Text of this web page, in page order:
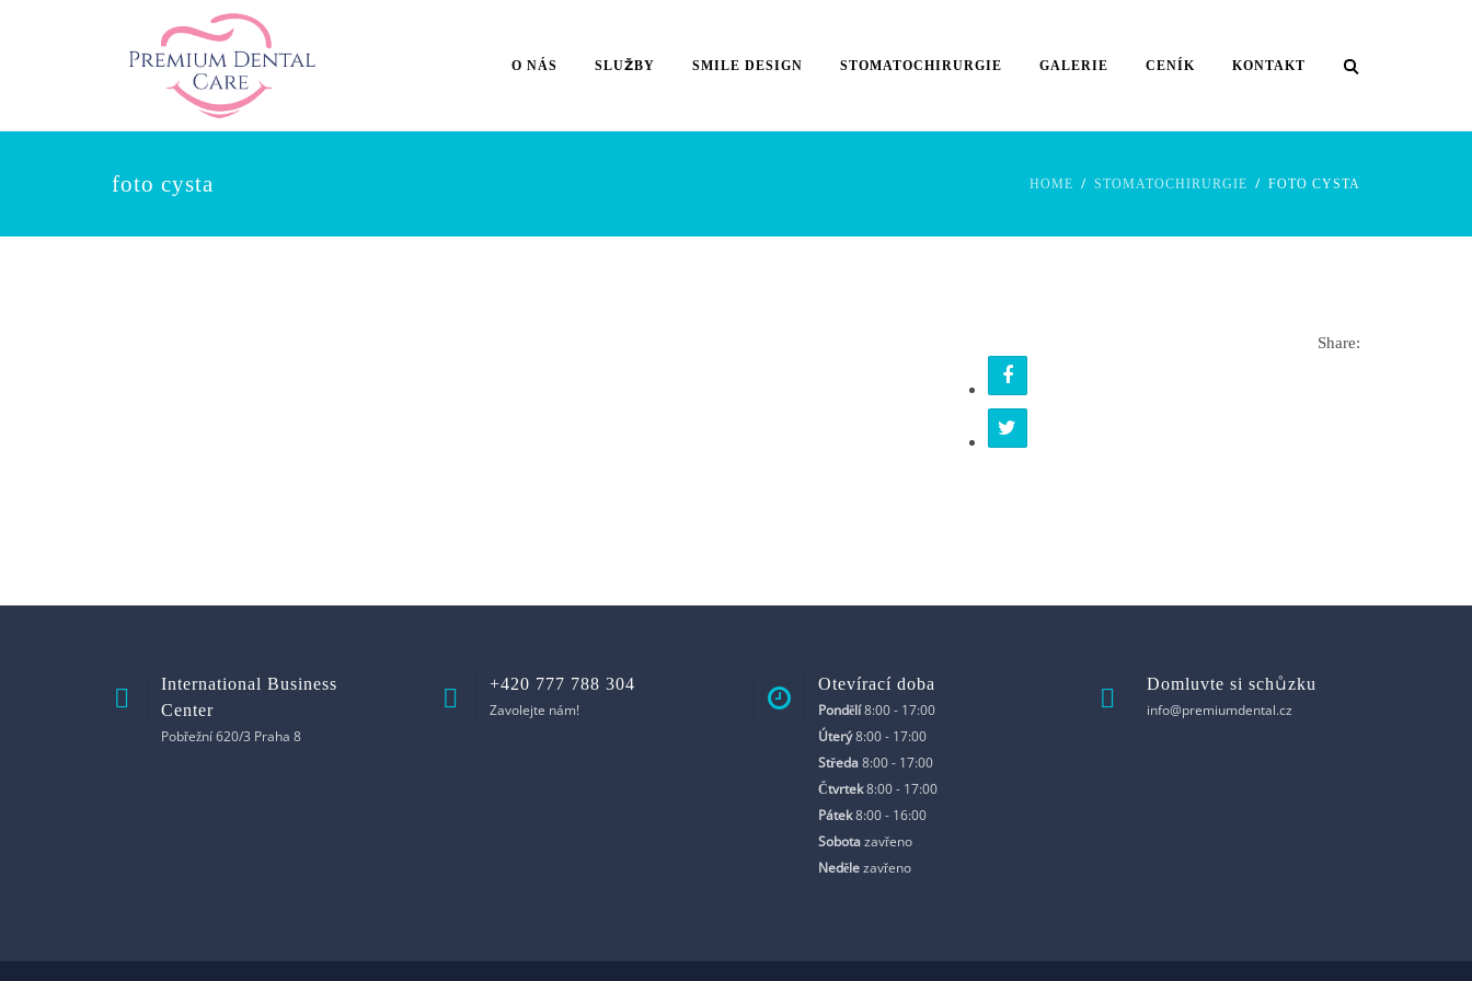
O NÁS SLUŽBY SMILE DESIGN STOMATOCHIRURGIE GALERIE CENÍK KONTAKT
foto cysta HOME STOMATOCHIRURGIE FOTO CYSTA
Share:
International Business
Center
Pobřežní 620/3 Praha 8
+420 777 788 304
Zavolejte nám!
Otevírací doba
Pondělí8:00 - 17:00
Úterý8:00 - 17:00
Středa8:00 - 17:00
Čtvrtek8:00 - 17:00
Pátek8:00 - 16:00
Sobotazavřeno
Nedělezavřeno
Domluvte si schůzku
info@premiumdental.cz